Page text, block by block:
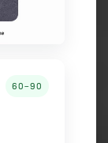
60–90